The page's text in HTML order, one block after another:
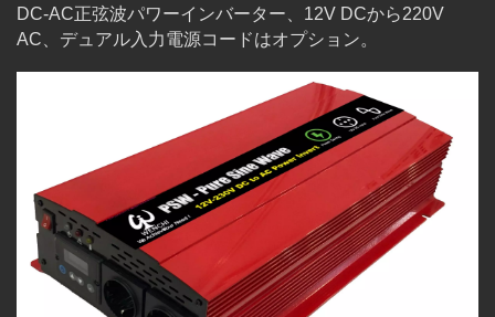
DC-AC正弦波パワーインバーター、12V DCから220V
AC、デュアル入力電源コードはオプション。